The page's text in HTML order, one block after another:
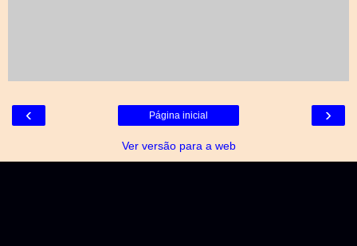
‹ ›
Página inicial
Ver versão para a web